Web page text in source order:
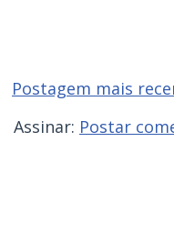
Postagem mais
Assinar: Postar